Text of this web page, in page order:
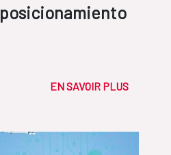
EN SAVOIR PLUS